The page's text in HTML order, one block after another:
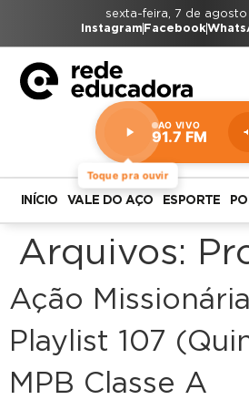
sexta-feira, 7 de
Instagram Facebook
Toque pra ouvir
AO VIVO
91.7 FM
Estação:
91.7
FM
INÍCIO VALE DO AÇO ESPORTE
Arquivos:
Ação Missionária
Playlist 107
MPB Classe A